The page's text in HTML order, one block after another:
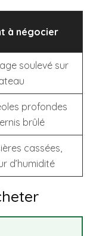
à négocier
soulevé sur
profondes
brûlé
cassées,
d’humidité